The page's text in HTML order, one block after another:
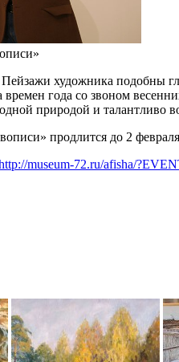
художника подобны
года со звоном
природой и талантливо
продлится до 2
museum-72.ru/afisha/